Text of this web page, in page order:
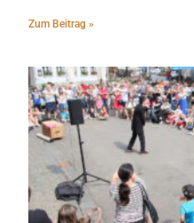
Zum Beitrag »